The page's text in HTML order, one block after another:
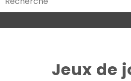
Jeux de